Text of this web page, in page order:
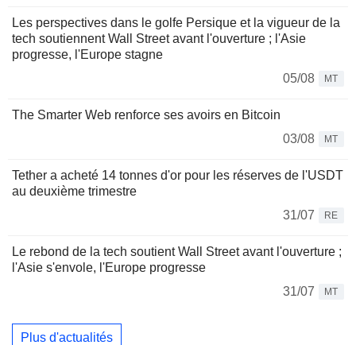
Les perspectives dans le golfe Persique et la vigueur de la
tech soutiennent Wall Street avant l'ouverture ; l'Asie
progresse, l'Europe stagne
05/08
MT
The Smarter Web renforce ses avoirs en Bitcoin
03/08
MT
Tether a acheté 14 tonnes d'or pour les réserves de l'USDT
au deuxième trimestre
31/07
RE
Le rebond de la tech soutient Wall Street avant l'ouverture ;
l'Asie s'envole, l'Europe progresse
31/07
MT
Plus d'actualités